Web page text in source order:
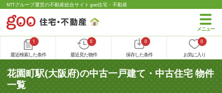
NTTグループ運営の不動産総合サイト goo住宅・不動産
1
最近検索した条件
0
最近見た物件
0
保存した条件
0
お気に入り
花園町駅(大阪府)の中古一戸建て・中古住宅 物件
一覧